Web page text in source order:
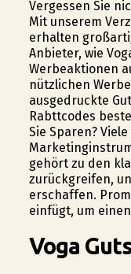
Vergessen Sie
Mit unserem
erhalten
Anbieter, wie
Werbeaktionen
nützlichen
ausgedruckte
Rabttcodes
Sie Sparen?
gehört zu den
zurückgreifen,
erschaffen.
einfügt, um
Voga